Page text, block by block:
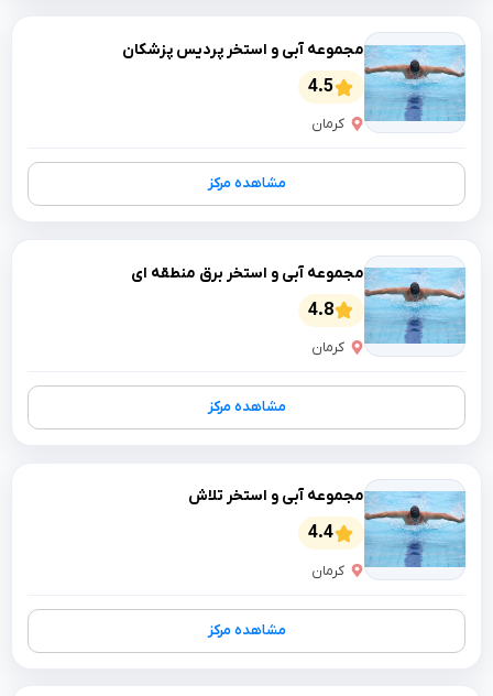
مجموعه آبی و استخر پردیس پزشکان
4.5
کرمان
مشاهده مرکز
مجموعه آبی و استخر برق منطقه ای
4.8
کرمان
مشاهده مرکز
مجموعه آبی و استخر تلاش
4.4
کرمان
مشاهده مرکز